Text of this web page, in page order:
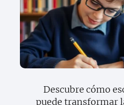
Descubre cómo
puede transformar